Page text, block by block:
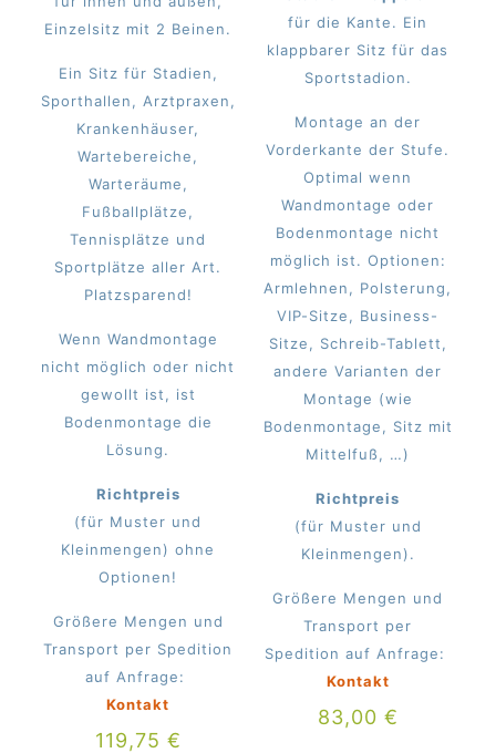
Einzelsitz mit 2 Beinen.
Ein Sitz für Stadien,
Sporthallen, Arztpraxen,
Krankenhäuser,
Wartebereiche,
Warteräume,
Fußballplätze,
Tennisplätze und
Sportplätze aller Art.
Platzsparend!
Wenn Wandmontage
nicht möglich oder nicht
gewollt ist, ist
Bodenmontage die
Lösung.
Richtpreis
(für Muster und
Kleinmengen) ohne
Optionen!
Größere Mengen und
Transport per Spedition
auf Anfrage:
Kontakt
119,75 €
für die Kante. Ein
klappbarer Sitz für das
Sportstadion.
Montage an der
Vorderkante der Stufe.
Optimal wenn
Wandmontage oder
Bodenmontage nicht
möglich ist. Optionen:
Armlehnen, Polsterung,
VIP-Sitze, Business-
Sitze, Schreib-Tablett,
andere Varianten der
Montage (wie
Bodenmontage, Sitz mit
Mittelfuß, …)
Richtpreis
(für Muster und
Kleinmengen).
Größere Mengen und
Transport per
Spedition auf Anfrage:
Kontakt
83,00 €